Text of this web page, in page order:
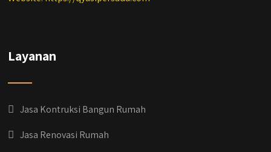
Layanan
Jasa Kontruksi Bangun Rumah
Jasa Renovasi Rumah